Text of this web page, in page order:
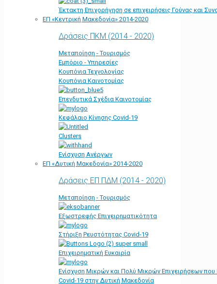
Έκτακτη Επιχορήγηση σε επιχειρήσεις Γούνας και
ΕΠ «Kεντρική Μακεδονία» 2014-2020
Δράσεις ΠΚΜ (2014 - 2020)
Μεταποίηση - Τουρισμός
Εμπόριο - Υπηρεσίες
Κουπόνια Τεχνολογίας
Κουπόνια Καινοτομίας
Επενδυτικά Σχέδια Καινοτομίας
Κεφάλαιο Κίνησης Covid-19
Clusters
Ενίσχυση Ανέργων
ΕΠ «Δυτική Μακεδονία» 2014-2020
Δράσεις ΕΠ ΠΔΜ (2014 - 2020)
Μεταποίηση - Τουρισμός
Εξωστρεφής Επιχειρηματικότητα
Στήριξη Ρευστότητας Covid-19
Επιχειρηματική Ευκαιρία
Ενίσχυση Μικρών και Πολύ Μικρών Επιχειρήσεων
Covid-19 στην Δυτική Μακεδονία